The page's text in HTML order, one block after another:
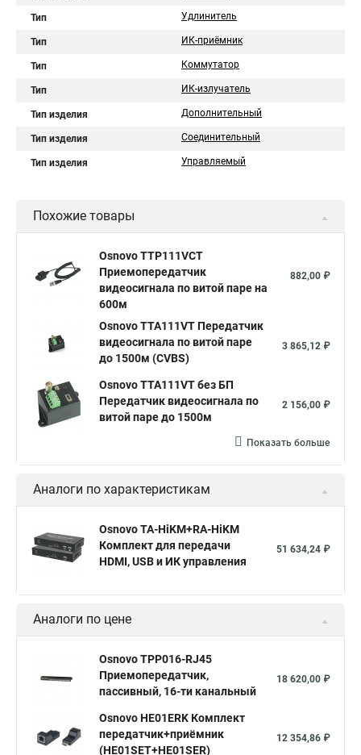
Тип Удлинитель
Тип ИК-приёмник
Тип Коммутатор
Тип ИК-излучатель
Тип изделия Дополнительный
Тип изделия Соединительный
Тип изделия Управляемый
Похожие товары
Osnovo TTP111VCT
Приемопередатчик
видеосигнала по витой паре на
600м
882,00 ₽
Osnovo TTA111VT Передатчик
видеосигнала по витой паре
до 1500м (CVBS)
3 865,12 ₽
Osnovo TTA111VT без БП
Передатчик видеосигнала по
витой паре до 1500м
2 156,00 ₽
Показать больше
Аналоги по характеристикам
Osnovo TA-HiKM+RA-HiKM
Комплект для передачи
HDMI, USB и ИК управления
51 634,24 ₽
Аналоги по цене
Osnovo TPP016-RJ45
Приемопередатчик,
пассивный, 16-ти канальный
18 620,00 ₽
Osnovo HE01ERK Комплект
передатчик+приёмник
(HE01SET+HE01SER)
12 354,86 ₽